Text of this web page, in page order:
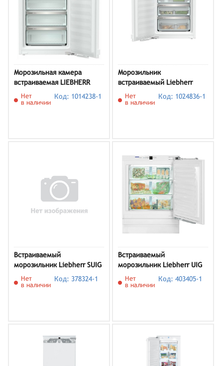
Морозильная камера
встраиваемая LIEBHERR
IFNe 3924-20 001
Нет
в наличии
Код: 1014238-1
Морозильник
встраиваемый Liebherr
SIFNci 3954
Нет
в наличии
Код: 1024836-1
Встраиваемый
морозильник Liebherr SUIG
1514Нет
в наличии
Код: 378324-1
Встраиваемый
морозильник Liebherr UIG
1323Нет
в наличии
Код: 403405-1